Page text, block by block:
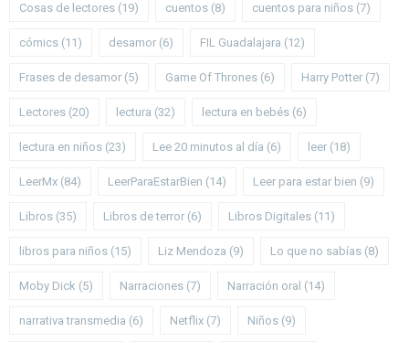
Cosas de lectores (19) cuentos (8) cuentos para niños (7)
cómics (11) desamor (6) FIL Guadalajara (12)
Frases de desamor (5) Game Of Thrones (6) Harry Potter (7)
Lectores (20) lectura (32) lectura en bebés (6)
lectura en niños (23) Lee 20 minutos al día (6) leer (18)
LeerMx (84) LeerParaEstarBien (14) Leer para estar bien (9)
Libros (35) Libros de terror (6) Libros Digitales (11)
libros para niños (15) Liz Mendoza (9) Lo que no sabías (8)
Moby Dick (5) Narraciones (7) Narración oral (14)
narrativa transmedia (6) Netflix (7) Niños (9)